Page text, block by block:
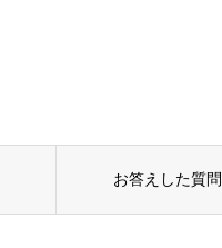
お答えした質問